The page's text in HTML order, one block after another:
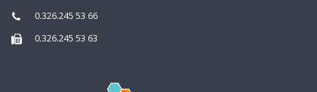
0.326.245 53 66
0.326.245 53 63